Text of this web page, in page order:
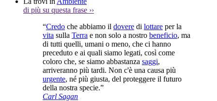
di più su questa frase ››
“Credo che abbiamo il dovere di lottare per la
vita sulla Terra e non solo a nostro beneficio, ma
di tutti quelli, umani o meno, che ci hanno
preceduto e ai quali siamo legati, così come
coloro che, se siamo abbastanza saggi,
arriveranno più tardi. Non c'è una causa più
urgente, né più giusta, del proteggere il futuro
della nostra specie.”
Carl Sagan